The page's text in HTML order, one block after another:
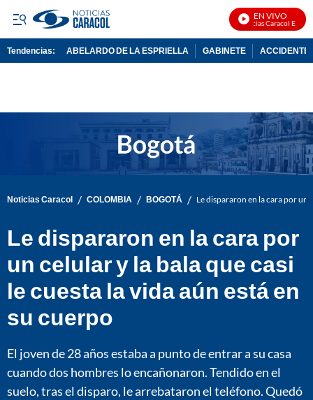
EN VIVO
Noticias Caracol En Vivo
Tendencias: ABELARDO DE LA ESPRIELLA GABINETE ACCIDENTE
Noticias Caracol / COLOMBIA / BOGOTÁ / Le dispararon en la cara por un
Le dispararon en la cara por
un celular y la bala que casi
le cuesta la vida aún está en
su cuerpo
El joven de 28 años estaba a punto de entrar a su casa
cuando dos hombres lo encañonaron. Tendido en el
suelo, tras el disparo, le arrebataron el teléfono. Quedó